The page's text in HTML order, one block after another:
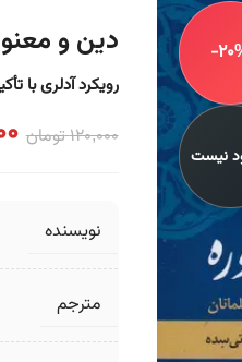
-
نیست
دین و
رویکرد آدلری با
120,000تومان
نویسنده
مترجم